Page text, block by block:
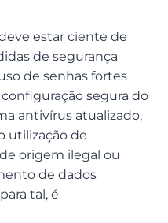
estar ciente de
de segurança
de senhas fortes
segura do
antivírus atualizado,
utilização de
origem ilegal ou
de dados
tal, é